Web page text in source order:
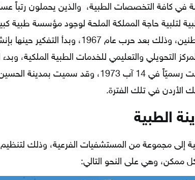
في كافة التخصصات الطبية، والذين يحملون رتباً
لتلبية حاجة المملكة الملحة لوجود مؤسسة طبية
كافة الخدمات للمواطنين، وذلك بعد حرب عام 1967،
التحويلي والتعليمي للخدمات الطبية الملكية،
عام 1969، ثم افتتحت رسميّاً في 14 آب 1973، وقد
الأردن في تلك الفترة.
الطبية
إلى مجموعة من المستشفيات الفرعية، وذلك
ممكن، وهي على النحو التالي: